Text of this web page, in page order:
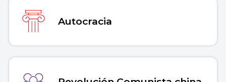
Autocracia